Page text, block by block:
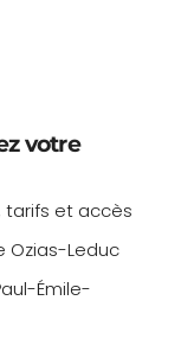
votre
tarifs et accès
Ozias-Leduc
Émile-